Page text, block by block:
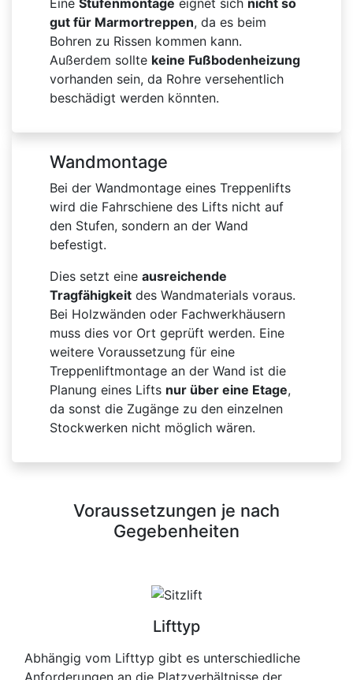
Eine Stufenmontage eignet sich nicht so
gut für Marmortreppen, da es beim
Bohren zu Rissen kommen kann.
Außerdem sollte keine Fußbodenheizung
vorhanden sein, da Rohre versehentlich
beschädigt werden könnten.
Wandmontage
Bei der Wandmontage eines Treppenlifts
wird die Fahrschiene des Lifts nicht auf
den Stufen, sondern an der Wand
befestigt.
Dies setzt eine ausreichende
Tragfähigkeit des Wandmaterials voraus.
Bei Holzwänden oder Fachwerkhäusern
muss dies vor Ort geprüft werden. Eine
weitere Voraussetzung für eine
Treppenliftmontage an der Wand ist die
Planung eines Lifts nur über eine Etage,
da sonst die Zugänge zu den einzelnen
Stockwerken nicht möglich wären.
Voraussetzungen je nach
Gegebenheiten
Lifttyp
Abhängig vom Lifttyp gibt es unterschiedliche